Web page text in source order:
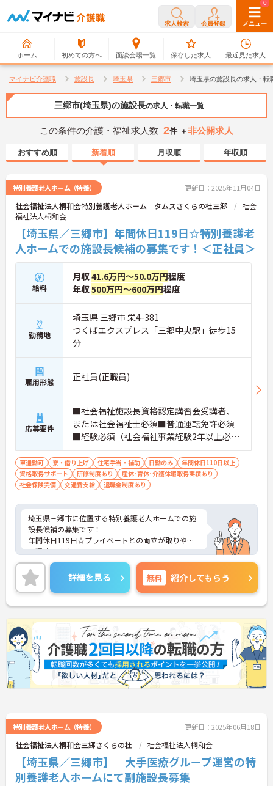
求人検索 会員登録 メニュー
ホーム 初めての方へ 面談会場一覧
0
保存した求人
0
最近見た求人
マイナビ介護職 施設長 埼玉県 三郷市 埼玉県の施設長の求人・転
三郷市(埼玉県)の施設長の求人・転職一覧
この条件の介護・福祉求人数 2件 ＋非公開求人
おすすめ順 新着順 月収順 年収順
特別養護老人ホーム（特養） 更新日：2025年11月04日
社会福祉法人桐和会特別養護老人ホーム タムスさくらの杜三郷
社会
福祉法人桐和会
【埼玉県／三郷市】年間休日119日☆特別養護老
人ホームでの施設長候補の募集です！＜正社員＞
給料
月収41.6万円～50.0万円程度
年収500万円～600万円程度
勤務地
埼玉県 三郷市 栄4-381
つくばエクスプレス「三郷中央駅」徒歩15
分
雇用形態 正社員(正職員)
応募要件
■社会福祉施設長資格認定講習会受講者、
または社会福祉士必須■普通運転免許必須
■経験必須（社会福祉事業経験2年以上必
須）
車通勤可 寮・借り上げ 住宅手当・補助 日勤のみ
年間休日110日以上
資格取得サポート
研修制度あり
産休･育休･介護休暇取得実績あり
社会保険完備
交通費支給 退職金制度あり
埼玉県三郷市に位置する特別養護老人ホームでの施
設長候補の募集です！
年間休日119日☆プライベートとの両立が取りやす
い環境です♪
ご興味ある方には、面接対策ポイントなど、さらに
詳細をお話しいたしますのでお気軽にご相談くださ
い。
詳細を見る 無料 紹介してもらう
特別養護老人ホーム（特養） 更新日：2025年06月18日
社会福祉法人桐和会三郷さくらの杜 社会福祉法人桐和会
【埼玉県／三郷市】 大手医療グループ運営の特
別養護老人ホームにて副施設長募集